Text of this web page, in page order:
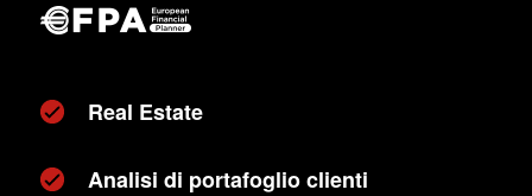
Real Estate
Analisi di portafoglio clienti